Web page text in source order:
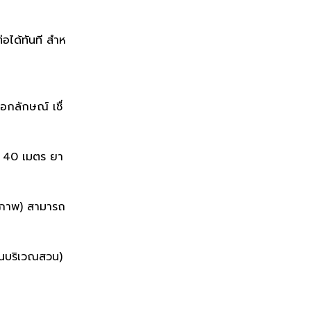
ได้ทันที สำห
อกลักษณ์ เชื่
40 เมตร ยา
าพ) สามารถ
บริเวณสวน)